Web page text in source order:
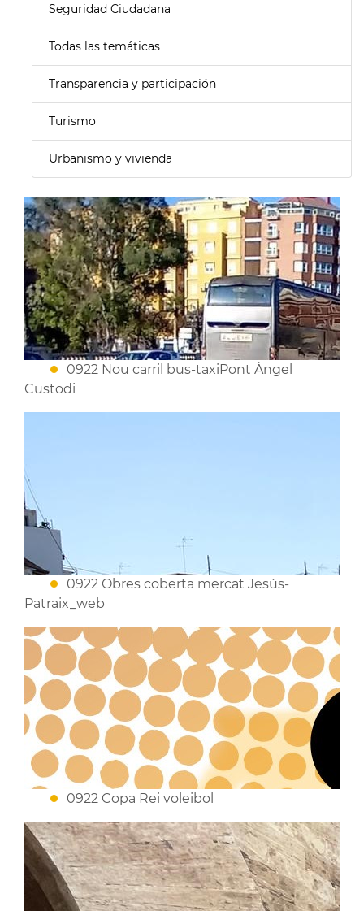
Seguridad Ciudadana
Todas las temáticas
Transparencia y participación
Turismo
Urbanismo y vivienda
0922 Nou carril bus-taxiPont Àngel
Custodi
0922 Obres coberta mercat Jesús-
Patraix_web
0922 Copa Rei voleibol